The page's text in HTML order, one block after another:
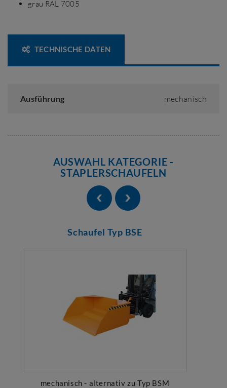
grau RAL 7005
TECHNISCHE DATEN
Ausführung mechanisch
AUSWAHL KATEGORIE -
STAPLERSCHAUFELN
Schaufel Typ BSE
mechanisch - alternativ zu Typ BSM